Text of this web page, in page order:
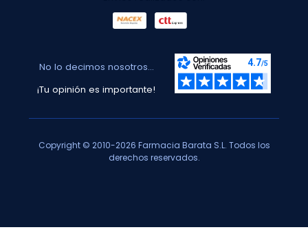
No lo decimos nosotros...
¡Tu opinión es importante!
Copyright © 2010-2026 Farmacia Barata S.L. Todos los
derechos reservados.